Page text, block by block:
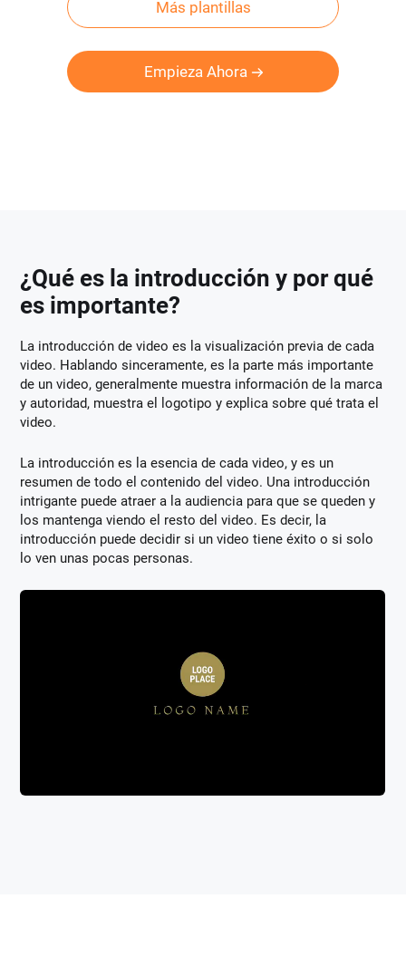
Más plantillas
Empieza Ahora
¿Qué es la introducción y por qué
es importante?
La introducción de video es la visualización previa de cada
video. Hablando sinceramente, es la parte más importante
de un video, generalmente muestra información de la marca
y autoridad, muestra el logotipo y explica sobre qué trata el
video.
La introducción es la esencia de cada video, y es un
resumen de todo el contenido del video. Una introducción
intrigante puede atraer a la audiencia para que se queden y
los mantenga viendo el resto del video. Es decir, la
introducción puede decidir si un video tiene éxito o si solo
lo ven unas pocas personas.